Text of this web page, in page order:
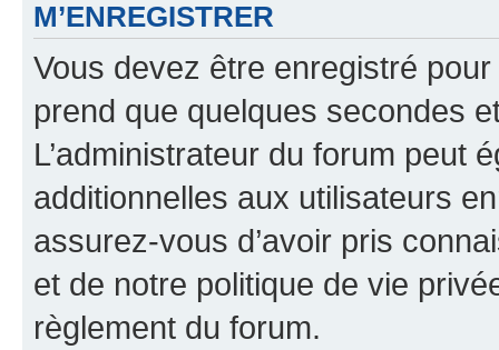
M’ENREGISTRER
Vous devez être enregistré
prend que quelques secondes
L’administrateur du forum peut
additionnelles aux utilisateurs
assurez-vous d’avoir pris
et de notre politique de vie
règlement du forum.